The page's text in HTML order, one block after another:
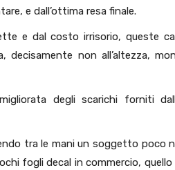
e dall’ottima resa finale.
e dal costo irrisorio, queste
decisamente non all’altezza,
degli scarichi forniti
tra le mani un soggetto poco
fogli decal in commercio,